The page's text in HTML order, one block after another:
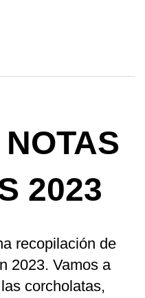
2023
recopilación de
2023. Vamos a
corcholatas,